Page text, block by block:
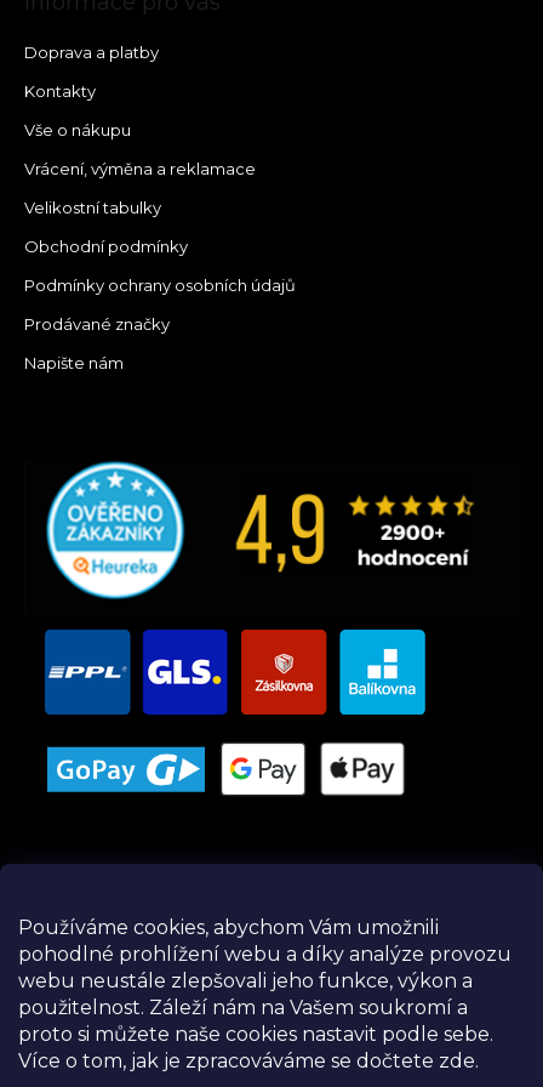
Používáme cookies, abychom Vám umožnili
pohodlné prohlížení webu a díky analýze provozu
webu neustále zlepšovali jeho funkce, výkon a
použitelnost. Záleží nám na Vašem soukromí a
proto si můžete naše cookies nastavit podle sebe.
Více o tom, jak je zpracováváme se dočtete zde.
Doprava a platby
Kontakty
Vše o nákupu
Vrácení, výměna a reklamace
Velikostní tabulky
Obchodní podmínky
Podmínky ochrany osobních údajů
Prodávané značky
Napište nám
Instagram